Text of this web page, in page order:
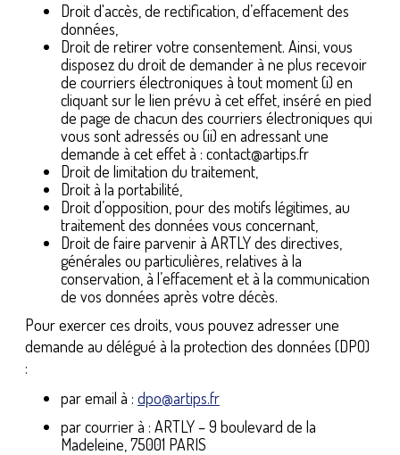
Droit d'accès, de rectification, d’effacement des
données,
Droit de retirer votre consentement. Ainsi, vous
disposez du droit de demander à ne plus recevoir
de courriers électroniques à tout moment (i) en
cliquant sur le lien prévu à cet effet, inséré en pied
de page de chacun des courriers électroniques qui
vous sont adressés ou (ii) en adressant une
demande à cet effet à : contact@artips.fr
Droit de limitation du traitement,
Droit à la portabilité,
Droit d’opposition, pour des motifs légitimes, au
traitement des données vous concernant,
Droit de faire parvenir à ARTLY des directives,
générales ou particulières, relatives à la
conservation, à l’effacement et à la communication
de vos données après votre décès.
Pour exercer ces droits, vous pouvez adresser une
demande au délégué à la protection des données (DPO)
:
par email à : dpo@artips.fr
par courrier à : ARTLY – 9 boulevard de la
Madeleine, 75001 PARIS